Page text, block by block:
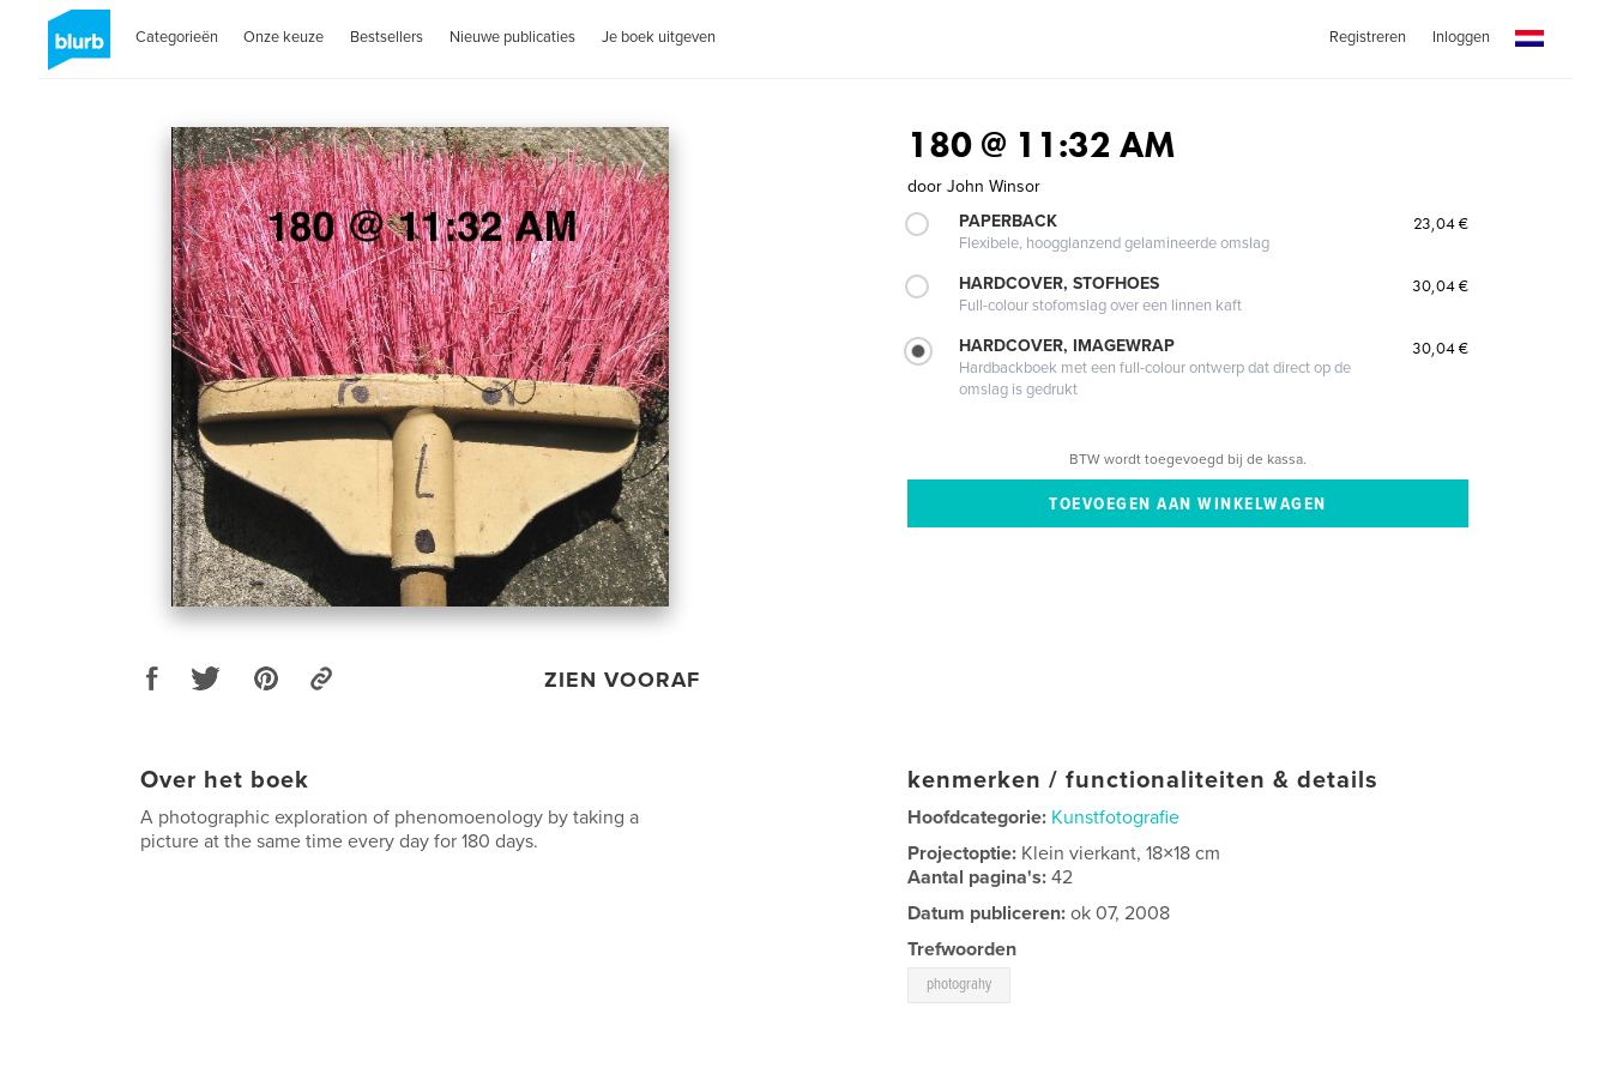
Categorieën Onze keuze Bestsellers Nieuwe publicaties Je boek uitgeven Registreren Inloggen
ZIEN VOORAF
180 @ 11:32 AM
door John Winsor
PAPERBACK
Flexibele, hoogglanzend gelamineerde omslag
23,04 €
HARDCOVER, STOFHOES
Full-colour stofomslag over een linnen kaft
30,04 €
HARDCOVER, IMAGEWRAP
Hardbackboek met een full-colour ontwerp dat direct op de
omslag is gedrukt
30,04 €
BTW wordt toegevoegd bij de kassa.
Over het boek
A photographic exploration of phenomoenology by taking a
picture at the same time every day for 180 days.
kenmerken / functionaliteiten & details
Hoofdcategorie: Kunstfotografie
Projectoptie: Klein vierkant, 18×18 cm
Aantal pagina's:42
Datum publiceren: ok 07, 2008
Trefwoorden
photograhy